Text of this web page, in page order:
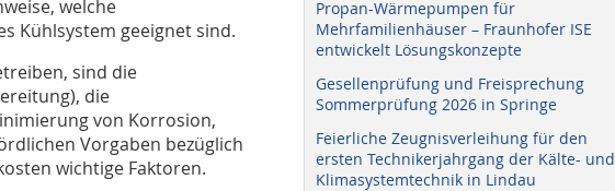
welche
Kühlsystem geeignet sind.
sind die
die
von Korrosion,
Vorgaben bezüglich
wichtige Faktoren.
Propan-Wärmepumpen für
Mehrfamilienhäuser – Fraunhofer ISE
entwickelt Lösungskonzepte
Gesellenprüfung und Freisprechung
Sommerprüfung 2026 in Springe
Feierliche Zeugnisverleihung für den
ersten Technikerjahrgang der Kälte- und
Klimasystemtechnik in Lindau